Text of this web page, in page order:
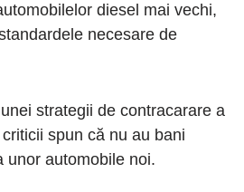
diesel mai vechi,
necesare de
strategii de contracarare a
spun că nu au bani
unor automobile noi.